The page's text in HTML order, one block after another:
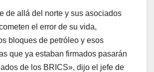
de allá del norte y sus asociados
el error de su vida,
bloques de petróleo y esos
que ya estaban firmados pasarán
de los BRICS», dijo el jefe de